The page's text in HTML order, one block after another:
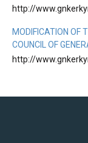
http://
MODIFICATION OF
COUNCIL OF
http://